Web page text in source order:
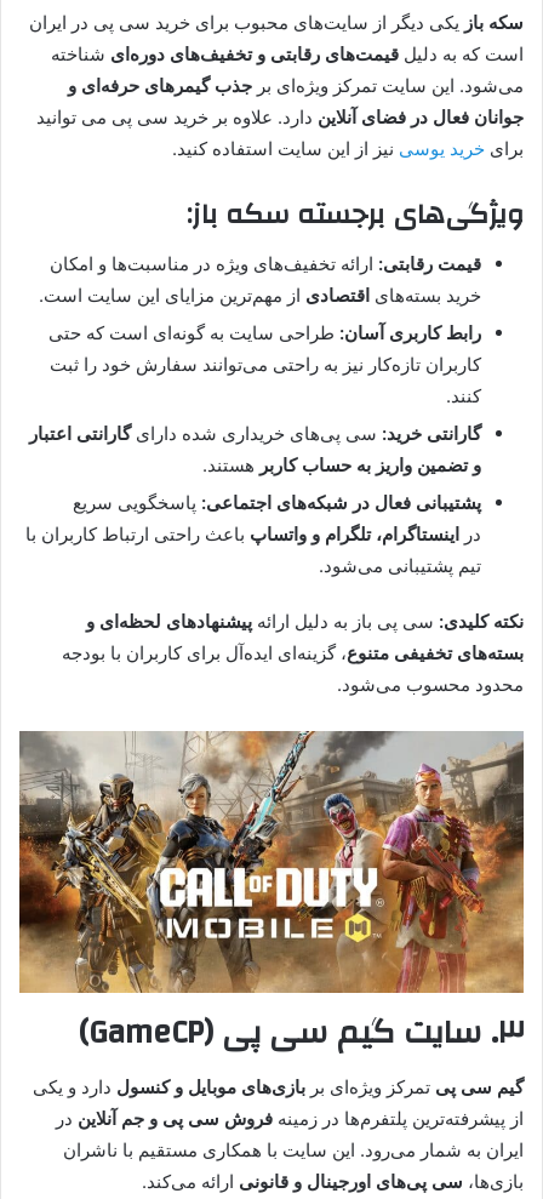
سکه باز یکی دیگر از سایت‌های محبوب برای خرید سی پی در ایران
است که به دلیل قیمت‌های رقابتی و تخفیف‌های دوره‌ای شناخته
می‌شود. این سایت تمرکز ویژه‌ای بر جذب گیمرهای حرفه‌ای و
جوانان فعال در فضای آنلاین دارد. علاوه بر خرید سی پی می توانید
برای خرید یوسی نیز از این سایت استفاده کنید.
ویژگی‌های برجسته سکه باز:
قیمت رقابتی: ارائه تخفیف‌های ویژه در مناسبت‌ها و امکان
خرید بسته‌های اقتصادی از مهم‌ترین مزایای این سایت است.
رابط کاربری آسان: طراحی سایت به گونه‌ای است که حتی
کاربران تازه‌کار نیز به راحتی می‌توانند سفارش خود را ثبت
کنند.
گارانتی خرید: سی پی‌های خریداری شده دارایگارانتی اعتبار
و تضمین واریز به حساب کاربر هستند.
پشتیبانی فعال در شبکه‌های اجتماعی: پاسخگویی سریع
در اینستاگرام، تلگرام و واتساپ باعث راحتی ارتباط کاربران با
تیم پشتیبانی می‌شود.
نکته کلیدی: سی پی باز به دلیل ارائه پیشنهادهای لحظه‌ای و
بسته‌های تخفیفی متنوع، گزینه‌ای ایده‌آل برای کاربران با بودجه
محدود محسوب می‌شود.
۳. سایت گیم سی پی (GameCP)
گیم سی پی تمرکز ویژه‌ای بر بازی‌های موبایل و کنسول دارد و یکی
از پیشرفته‌ترین پلتفرم‌ها در زمینه فروش سی پی و جم آنلاین در
ایران به شمار می‌رود. این سایت با همکاری مستقیم با ناشران
بازی‌ها، سی پی‌های اورجینال و قانونی ارائه می‌کند.